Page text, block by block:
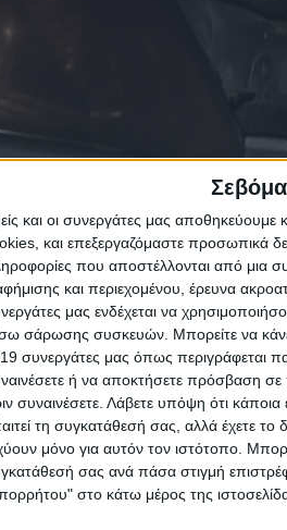
και οι συνεργάτες μας
και επεξεργαζόμαστε προσωπικά
που αποστέλλονται από μια
και περιεχομένου, έρευνα
μας ενδέχεται να
σάρωσης συσκευών. Μπορείτε να
συνεργάτες μας όπως περιγράφεται
ή να αποκτήσετε πρόσβαση σε
συναινέσετε. Λάβετε υπόψη ότι
τη συγκατάθεσή σας, αλλά έχετε το
μόνο για αυτόν τον ιστότοπο.
σας ανά πάσα στιγμή
στο κάτω μέρος της